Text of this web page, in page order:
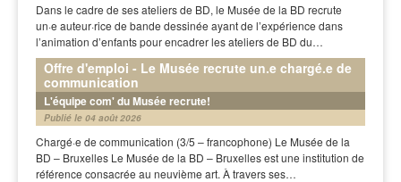
Dans le cadre de ses ateliers de BD, le Musée de la BD recrute
un·e auteur·rice de bande dessinée ayant de l’expérience dans
l’animation d’enfants pour encadrer les ateliers de BD du…
Offre d'emploi - Le Musée recrute un.e chargé.e de
communication
L'équipe com' du Musée recrute!
Publié le 04 août 2026
Chargé·e de communication (3/5 – francophone) Le Musée de la
BD – Bruxelles Le Musée de la BD – Bruxelles est une institution de
référence consacrée au neuvième art. À travers ses…